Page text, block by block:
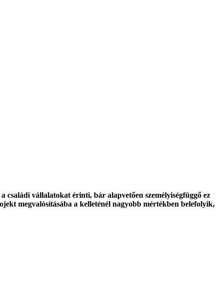
vállalatokat érinti, bár alapvetően személyiségfüggő ez
megvalósításába a kelleténél nagyobb mértékben belefolyik,